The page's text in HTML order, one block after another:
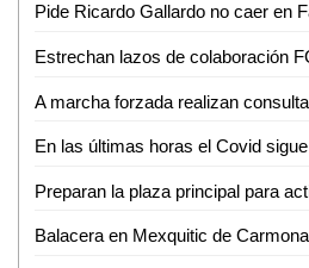
Pide Ricardo Gallardo no caer en
Preparan la plaza principal para
Balacera en Mexquitic de